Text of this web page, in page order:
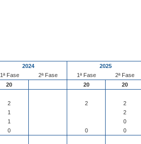
2024
2025
1ª Fase 2ª Fase 1ª Fase
2ª Fase
20 20
20
2 2
2
1
2
1
0
0 0
0